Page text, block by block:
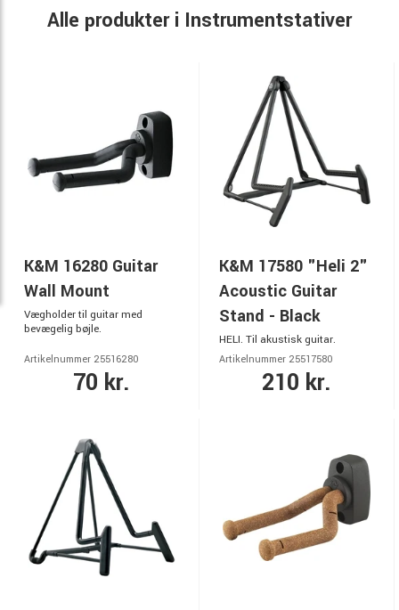
Alle produkter i Instrumentstativer
K&M 16280 Guitar
Wall Mount
Vægholder til guitar med
bevægelig bøjle.
Artikelnummer 25516280
70 kr.
K&M 17580 "Heli 2"
Acoustic Guitar
Stand - Black
HELI. Til akustisk guitar.
Artikelnummer 25517580
210 kr.